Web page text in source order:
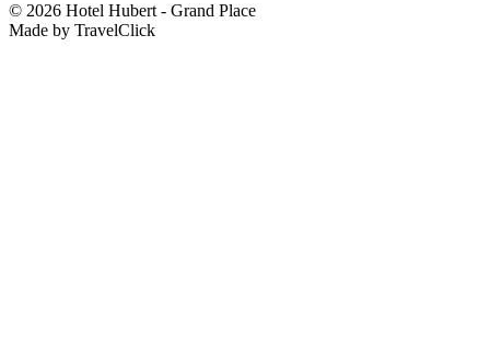
© 2026 Hotel Hubert - Grand Place
Made by TravelClick